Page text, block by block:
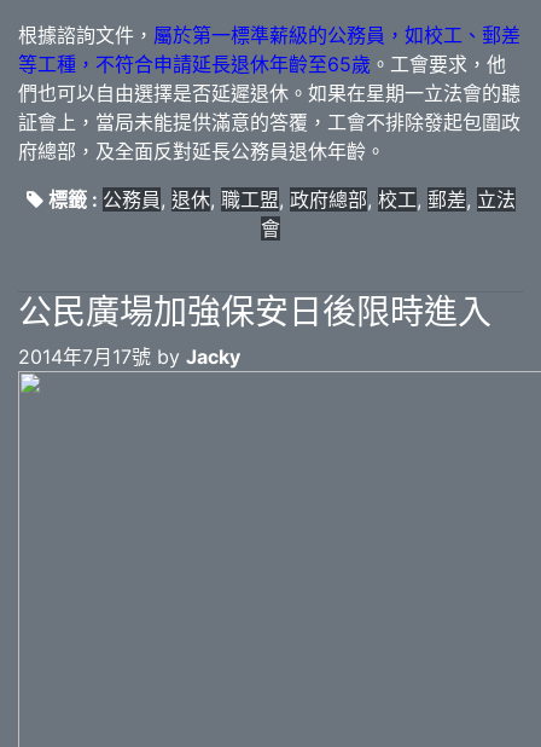
根據諮詢文件， 屬於第一標準薪級的公務員，如校工、郵差
等工種，不符合申請延長退休年齡至65歲 。工會要求，他
們也可以自由選擇是否延遲退休。如果在星期一立法會的聽
証會上，當局未能提供滿意的答覆，工會不排除發起包圍政
府總部，及全面反對延長公務員退休年齡。
標籤 : 公務員, 退休, 職工盟, 政府總部, 校工, 郵差, 立法
會
公民廣場加強保安日後限時進入
2014年7月17號 by Jacky